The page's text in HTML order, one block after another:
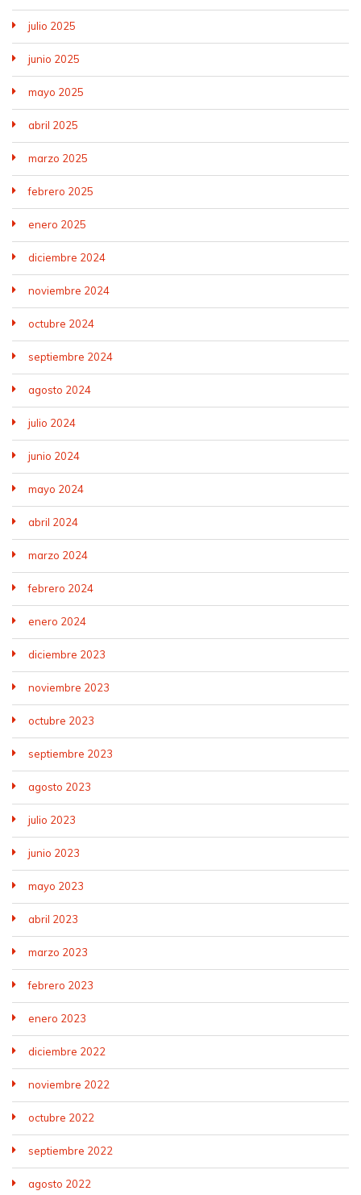
julio 2025
junio 2025
mayo 2025
abril 2025
marzo 2025
febrero 2025
enero 2025
diciembre 2024
noviembre 2024
octubre 2024
septiembre 2024
agosto 2024
julio 2024
junio 2024
mayo 2024
abril 2024
marzo 2024
febrero 2024
enero 2024
diciembre 2023
noviembre 2023
octubre 2023
septiembre 2023
agosto 2023
julio 2023
junio 2023
mayo 2023
abril 2023
marzo 2023
febrero 2023
enero 2023
diciembre 2022
noviembre 2022
octubre 2022
septiembre 2022
agosto 2022